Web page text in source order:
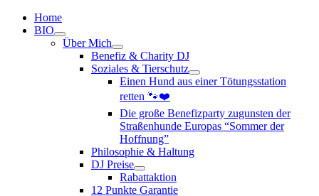
Home
BIO
Über Mich
Benefiz & Charity DJ
Soziales & Tierschutz
Einen Hund aus einer Tötungsstation
retten 🐾❤️
Die große Benefizparty zugunsten der
Straßenhunde Europas “Sommer der
Hoffnung”
Philosophie & Haltung
DJ Preise
Rabattaktion
12 Punkte Garantie